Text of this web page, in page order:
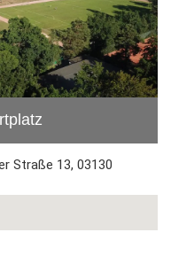
Straße 13, 03130
besuchen